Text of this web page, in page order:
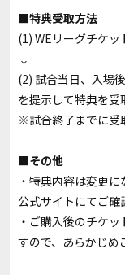
■特典受取方法
(1) WEリーグチケ
↓
(2) 試合当日、入場
を提示して特典を受
※試合終了までに受
■その他
・特典内容は変更
公式サイトにてご確
・ご購入後のチケ
すので、あらかじめ